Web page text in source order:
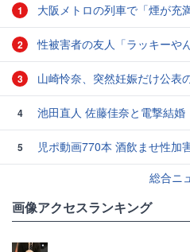
1 大阪メトロの列車で「煙が充満
2 性被害者の友人「ラッキーやん
3 山崎怜奈、突然妊娠だけ公表
4 池田直人 佐藤佳奈と電撃結婚
5
児ポ動画770本 酒飲ませ性加
総合ニ
画像アクセスランキング